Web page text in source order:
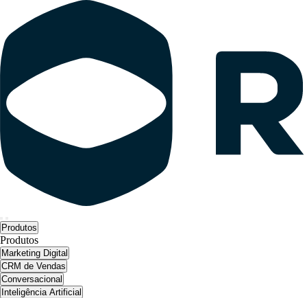
Produtos
Produtos
Marketing Digital
CRM de Vendas
Conversacional
Inteligência Artificial